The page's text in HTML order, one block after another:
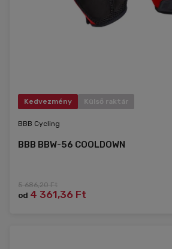
Kedvezmény Külső raktár
BBB Cycling
BBB BBW-56 COOLDOWN
5 686,20 Ft
od 4 361,36 Ft